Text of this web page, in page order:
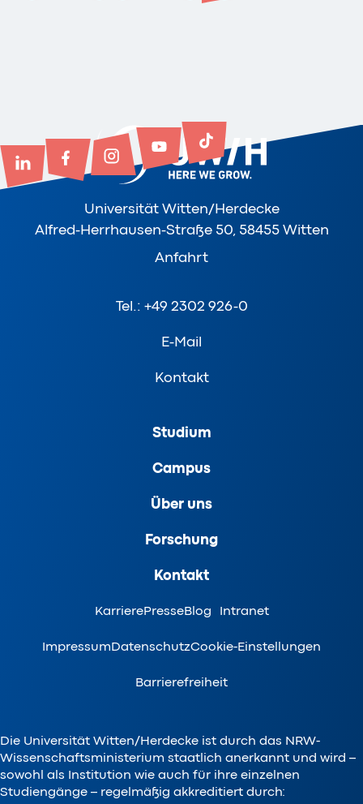
Universität Witten/Herdecke
Alfred-Herrhausen-Straße 50, 58455 Witten
Anfahrt
Tel.: +49 2302 926-0
E-Mail
Kontakt
Studium
Campus
Über uns
Forschung
Kontakt
KarrierePresseBlog Intranet
ImpressumDatenschutzCookie-Einstellungen
Barrierefreiheit
Die Universität Witten/Herdecke ist durch das NRW-
Wissenschaftsministerium staatlich anerkannt und wird –
sowohl als Institution wie auch für ihre einzelnen
Studiengänge – regelmäßig akkreditiert durch: